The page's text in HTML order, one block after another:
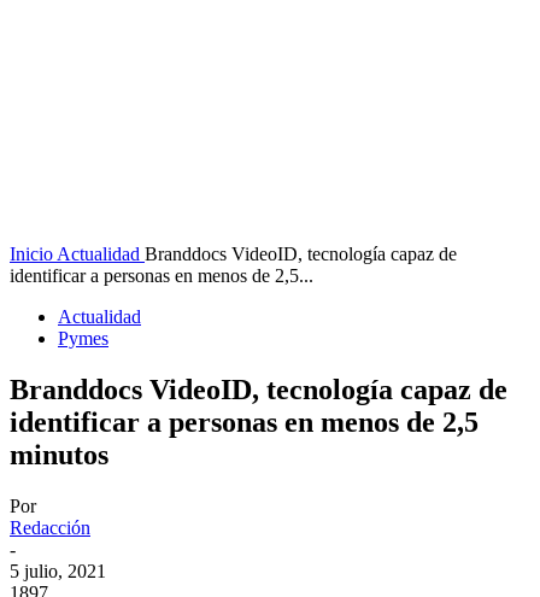
Inicio Actualidad Branddocs VideoID, tecnología capaz de
identificar a personas en menos de 2,5...
Actualidad
Pymes
Branddocs VideoID, tecnología capaz de
identificar a personas en menos de 2,5
minutos
Por
Redacción
-
5 julio, 2021
1897